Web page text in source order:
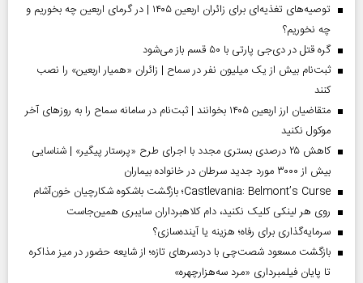
توصیه‌های تغذیه‌ای برای زائران اربعین ۱۴۰۵ | در گرمای اربعین چه بخوریم و
چه نخوریم؟
گره قتل در دی‌جی پارتی با ۵۰ قسم باز می‌شود
ثبت‌نام بیش از یک میلیون نفر در سماح | زائران «همیار اربعین» را نصب
کنند
متقاضیان ارز اربعین ۱۴۰۵ بخوانند | ثبت‌نام در سامانه سماح را به روز‌های آخر
موکول نکنید
کاهش ۲۵ درصدی بستری مجدد با اجرای طرح «پرستار پیگیر» | شناسایی
بیش از ۳۰۰۰ مورد جدید سرطان در خانواده بیماران
Castlevania: Belmont’s Curse؛ بازگشت باشکوه شکارچیان خون‌آشام
روی هر لینکی کلیک نکنید، دام کلاهبرداران سایبری همین‌جاست
سرمایه‌گذاری برای رفاه؛ هزینه یا آینده‌سازی؟
بازگشت مسعود شصت‌چی با دردسر‌های تازه؛ از شایعه حضور در میز مذاکره
تا پایان فیلمبرداری «مرد سه‌هزارچهره»